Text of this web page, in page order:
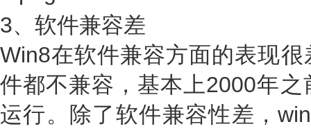
3、软件兼容差
Win8在软件兼容方面的表现
件都不兼容，基本上2000年
运行。除了软件兼容性差，